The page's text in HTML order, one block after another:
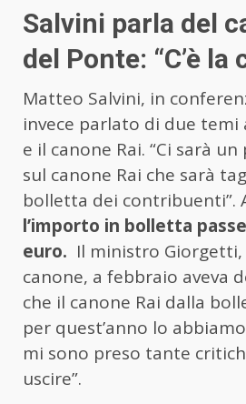
Salvini parla del
del Ponte: “C’è la
Matteo Salvini, in
invece parlato di due temi
e il canone Rai. “Ci sarà
sul canone Rai che sarà
bolletta dei contribuenti”.
l’importo in bolletta
euro. Il ministro
canone, a febbraio aveva
che il canone Rai dalla
per quest’anno lo
mi sono preso tante
uscire”.